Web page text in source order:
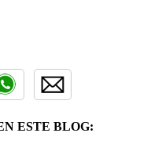
ESTE BLOG: